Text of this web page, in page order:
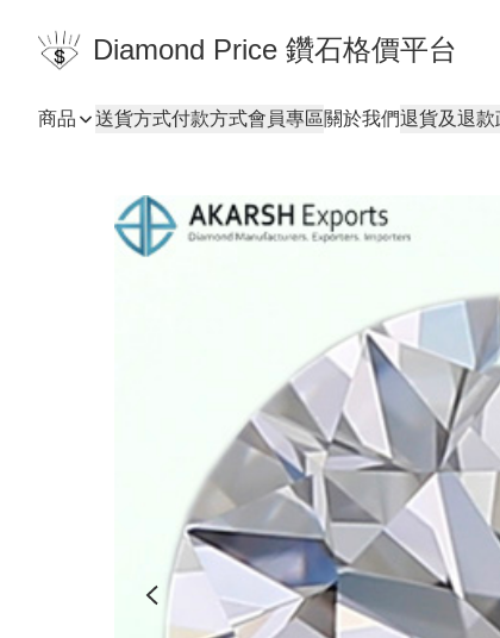
Diamond Price 鑽石格價平台
商品 送貨方式付款方式會員專區關於我們退貨及退款